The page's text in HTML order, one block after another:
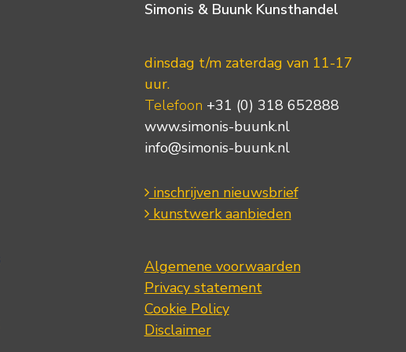
Simonis & Buunk Kunsthandel
dinsdag t/m zaterdag van 11-17
uur.
Telefoon +31 (0) 318 652888
www.simonis-buunk.nl
info@simonis-buunk.nl
inschrijven nieuwsbrief
kunstwerk aanbieden
Algemene voorwaarden
Privacy statement
Cookie Policy
Disclaimer